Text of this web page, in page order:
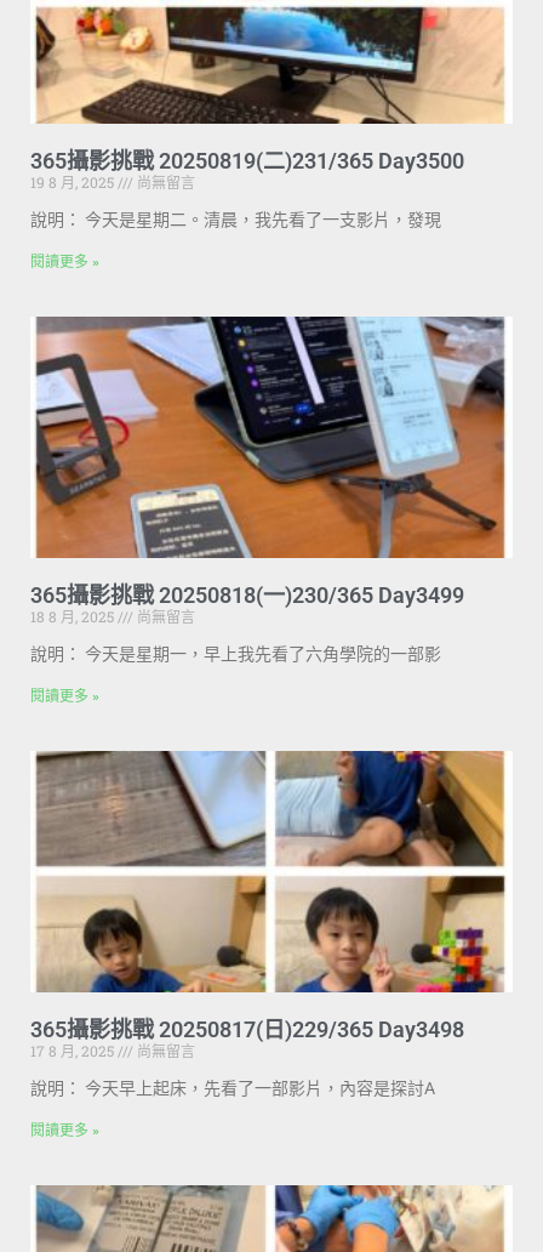
365攝影挑戰 20250819(二)231/365 Day3500
19 8 月, 2025
尚無留言
說明： 今天是星期二。清晨，我先看了一支影片，發現
閱讀更多 »
365攝影挑戰 20250818(一)230/365 Day3499
18 8 月, 2025
尚無留言
說明： 今天是星期一，早上我先看了六角學院的一部影
閱讀更多 »
365攝影挑戰 20250817(日)229/365 Day3498
17 8 月, 2025
尚無留言
說明： 今天早上起床，先看了一部影片，內容是探討A
閱讀更多 »